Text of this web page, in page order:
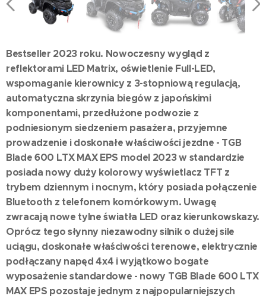
Bestseller 2023 roku. Nowoczesny wygląd z
reflektorami LED Matrix, oświetlenie Full-LED,
wspomaganie kierownicy z 3-stopniową regulacją,
automatyczna skrzynia biegów z japońskimi
komponentami, przedłużone podwozie z
podniesionym siedzeniem pasażera, przyjemne
prowadzenie i doskonałe właściwości jezdne - TGB
Blade 600 LTX MAX EPS model 2023 w standardzie
posiada nowy duży kolorowy wyświetlacz TFT z
trybem dziennym i nocnym, który posiada połączenie
Bluetooth z telefonem komórkowym. Uwagę
zwracają nowe tylne światła LED oraz kierunkowskazy.
Oprócz tego słynny niezawodny silnik o dużej sile
uciągu, doskonałe właściwości terenowe, elektrycznie
podłączany napęd 4x4 i wyjątkowo bogate
wyposażenie standardowe - nowy TGB Blade 600 LTX
MAX EPS pozostaje jednym z najpopularniejszych